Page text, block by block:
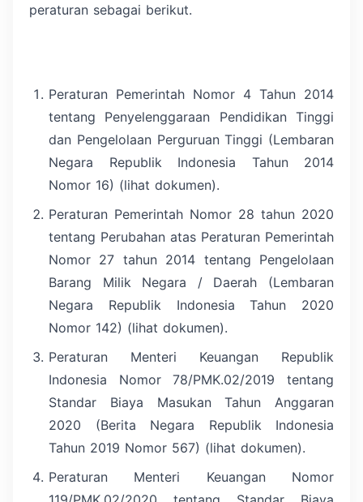
peraturan sebagai berikut.
Peraturan Pemerintah Nomor 4 Tahun 2014
tentang Penyelenggaraan Pendidikan Tinggi
dan Pengelolaan Perguruan Tinggi (Lembaran
Negara Republik Indonesia Tahun 2014
Nomor 16) (lihat dokumen).
Peraturan Pemerintah Nomor 28 tahun 2020
tentang Perubahan atas Peraturan Pemerintah
Nomor 27 tahun 2014 tentang Pengelolaan
Barang Milik Negara / Daerah (Lembaran
Negara Republik Indonesia Tahun 2020
Nomor 142) (lihat dokumen).
Peraturan Menteri Keuangan Republik
Indonesia Nomor 78/PMK.02/2019 tentang
Standar Biaya Masukan Tahun Anggaran
2020 (Berita Negara Republik Indonesia
Tahun 2019 Nomor 567) (lihat dokumen).
Peraturan Menteri Keuangan Nomor